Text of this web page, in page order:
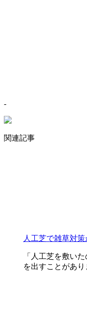
-
関連記事
人工芝で雑草対
「人工芝を敷い
を出すことがあ